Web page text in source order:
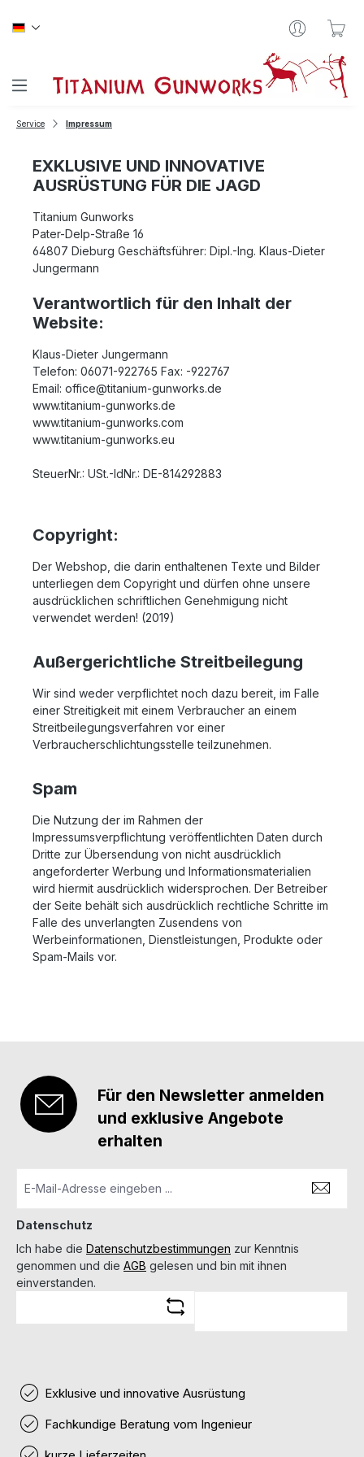
Service Impressum
EXKLUSIVE UND INNOVATIVE
AUSRÜSTUNG FÜR DIE JAGD
Titanium Gunworks
Pater-Delp-Straße 16
64807 Dieburg Geschäftsführer: Dipl.-Ing. Klaus-Dieter
Jungermann
Verantwortlich für den Inhalt der
Website:
Klaus-Dieter Jungermann
Telefon: 06071-922765 Fax: -922767
Email: office@titanium-gunworks.de
www.titanium-gunworks.de
www.titanium-gunworks.com
www.titanium-gunworks.eu
SteuerNr.: USt.-IdNr.: DE-814292883
Copyright:
Der Webshop, die darin enthaltenen Texte und Bilder
unterliegen dem Copyright und dürfen ohne unsere
ausdrücklichen schriftlichen Genehmigung nicht
verwendet werden! (2019)
Außergerichtliche Streitbeilegung
Wir sind weder verpflichtet noch dazu bereit, im Falle
einer Streitigkeit mit einem Verbraucher an einem
Streitbeilegungsverfahren vor einer
Verbraucherschlichtungsstelle teilzunehmen.
Spam
Die Nutzung der im Rahmen der
Impressumsverpflichtung veröffentlichten Daten durch
Dritte zur Übersendung von nicht ausdrücklich
angeforderter Werbung und Informationsmaterialien
wird hiermit ausdrücklich widersprochen. Der Betreiber
der Seite behält sich ausdrücklich rechtliche Schritte im
Falle des unverlangten Zusendens von
Werbeinformationen, Dienstleistungen, Produkte oder
Spam-Mails vor.
Für den Newsletter anmelden
und exklusive Angebote
erhalten
Datenschutz
Ich habe die Datenschutzbestimmungen zur Kenntnis
genommen und die AGB gelesen und bin mit ihnen
einverstanden.
Exklusive und innovative Ausrüstung
Fachkundige Beratung vom Ingenieur